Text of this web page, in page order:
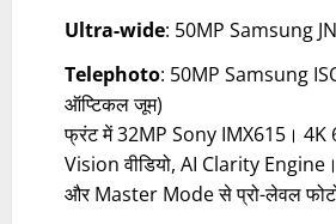
Ultra-wide: 50MP Samsung
Telephoto: 50MP Samsung
ऑप्टिकल जूम)
फ्रंट में 32MP Sony IMX615। 4K
Vision वीडियो, AI Clarity
और Master Mode से प्रो-लेवल